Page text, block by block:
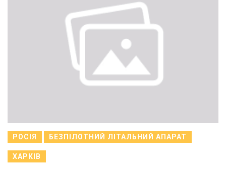
РОСІЯ БЕЗПІЛОТНИЙ ЛІТАЛЬНИЙ АПАРАТ
ХАРКІВ